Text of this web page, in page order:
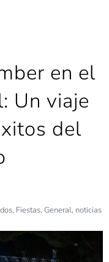
en el
Un viaje
del
, Fiestas, General, noticias